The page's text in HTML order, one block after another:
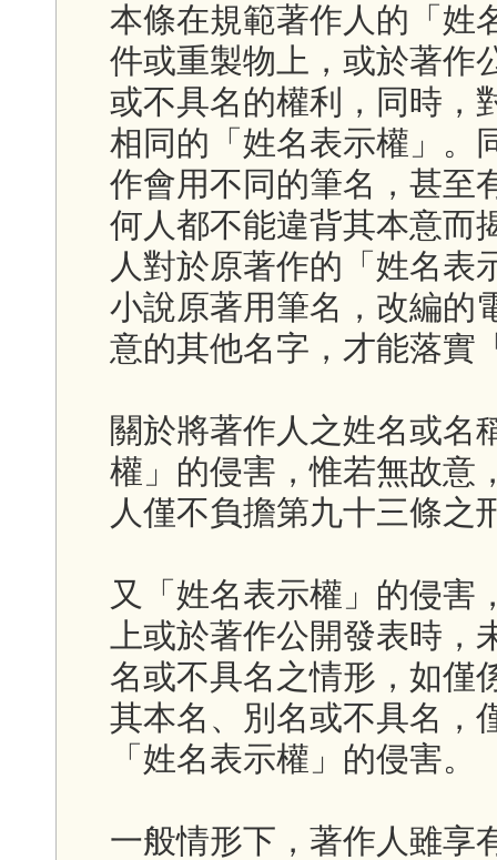
本條在規範著作人的「姓
件或重製物上，或於著作
或不具名的權利，同時，
相同的「姓名表示權」。
作會用不同的筆名，甚至
何人都不能違背其本意而
人對於原著作的「姓名表
小說原著用筆名，改編的
意的其他名字，才能落實
關於將著作人之姓名或名
權」的侵害，惟若無故意
人僅不負擔第九十三條之
又「姓名表示權」的侵害
上或於著作公開發表時
名或不具名之情形，如僅
其本名、別名或不具名，
「姓名表示權」的侵害。
一般情形下，著作人雖享